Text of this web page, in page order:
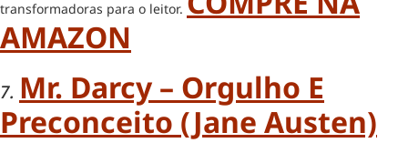
transformadoras para o leitor.
AMAZON
7. Mr. Darcy – Orgulho E
Preconceito (Jane Austen)